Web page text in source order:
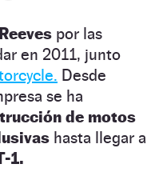
por las
en 2011, junto
Desde
se ha
de motos
hasta llegar a
1.